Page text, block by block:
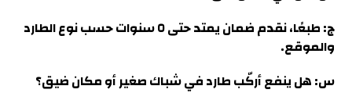
ج: طبعًا، نقدم ضمان يمتد حتى ٥ سنوات حسب نوع الطارد
والموقع.
س: هل ينفع أركّب طارد في شباك صغير أو مكان ضيق؟